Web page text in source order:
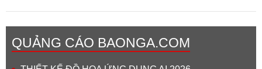
QUẢNG CÁO BAONGA.COM